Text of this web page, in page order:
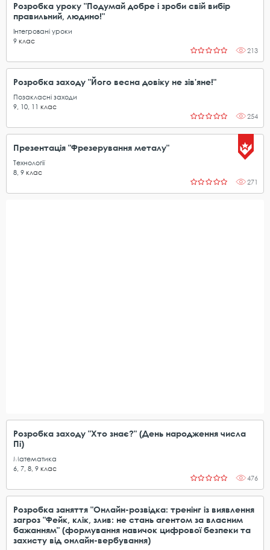
Розробка уроку "Подумай добре і зроби свій вибір
правильний, людино!"
Інтегровані уроки
9 клас
213
Розробка заходу "Його весна довіку не зів'яне!"
Позакласні заходи
9 10 11 клас
254
Презентація "Фрезерування металу"
Технології
8 9 клас
271
Розробка заходу "Хто знає?" (День народження числа
Пі)
Математика
6 7 8 9 клас
476
Розробка заняття "Онлайн-розвідка: тренінг із виявлення
загроз "Фейк, клік, злив: не стань агентом за власним
бажанням" (формування навичок цифрової безпеки та
захисту від онлайн-вербування)